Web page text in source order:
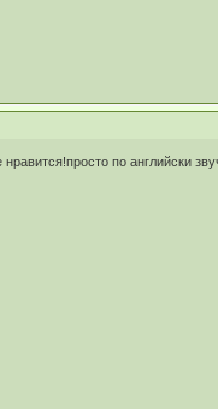
по английски